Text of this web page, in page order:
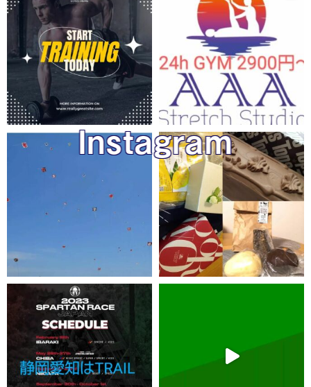
Instagram